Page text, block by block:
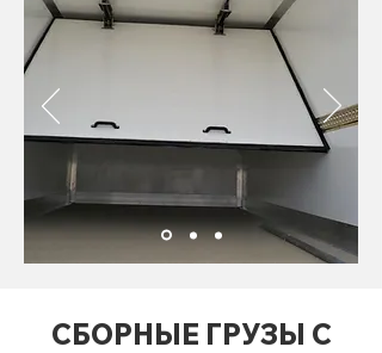
СБОРНЫЕ ГРУЗЫ С